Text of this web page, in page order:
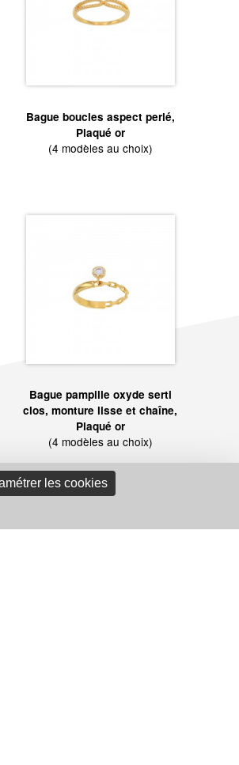
Bague boucles aspect perlé,
Plaqué or
(4 modèles au choix)
Bague pampille oxyde serti
clos, monture lisse et chaîne,
Plaqué or
(4 modèles au choix)
les cookies